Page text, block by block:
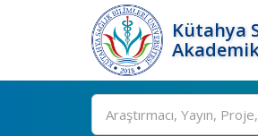
Kütahya
Ara